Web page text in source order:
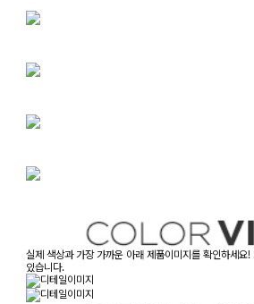
실제 색상과 가장 가까운 아래 제품이미지를 확인하세요
있습니다.